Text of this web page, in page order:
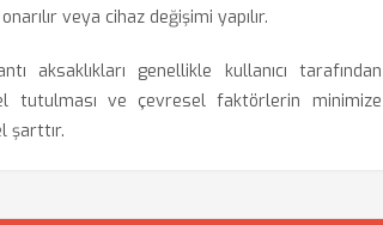
veya cihaz değişimi yapılır.
aksaklıkları genellikle kullanıcı tarafından
tutulması ve çevresel faktörlerin minimize
şarttır.